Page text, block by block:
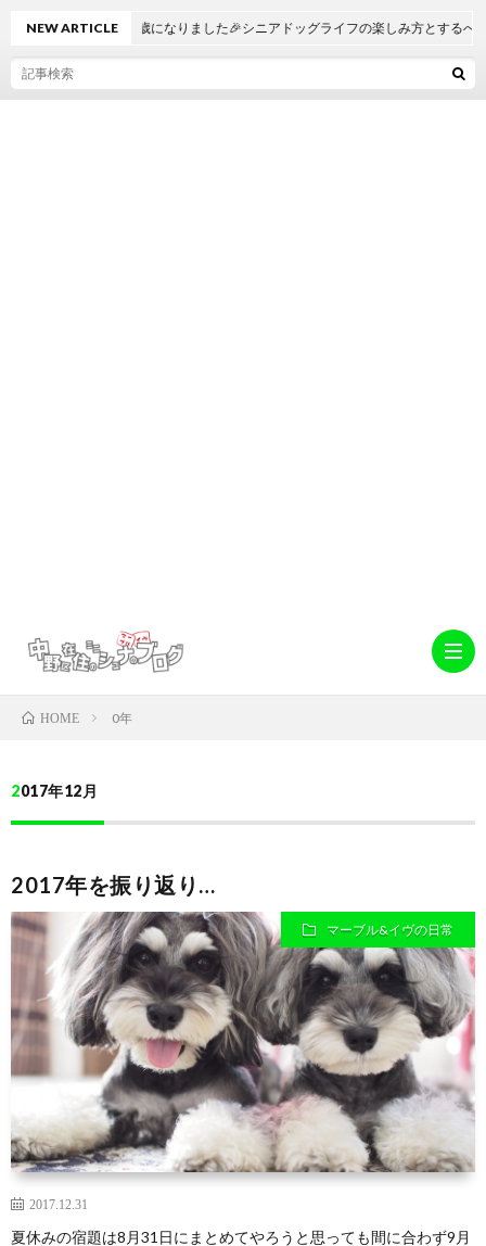
ー
野
区
の
ミ
キ
る
ク
ラ
NEW ARTICLE
マーブルが7歳になりました🎉シニアドッグライフの楽しみ方とするべきこと
HOME 0年
2017年12月
2017年を振り返り…
マーブル&イヴの日常
2017.12.31
夏休みの宿題は8月31日にまとめてやろうと思っても間に合わず9月